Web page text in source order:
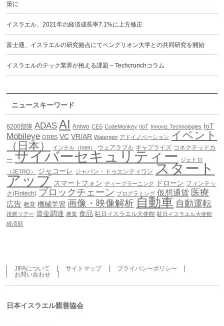
策に
イスラエル、2021年の経済成長率7.1%に上方修正
富士通、イスラエルの研究拠点にてベングリオン大学との共同研究を開始
イスラエルのテック業界が抱える課題 – Techcrunchコラム
ニュースキーワード
8200部隊 ADAS AI Aniwo CES CodeMonkey IIoT Innoviz Technologies IoT
Mobileye ORBS VC VR/AR Watergen アドイノベーション イベント
（日本）
インテル（Intel） ウェアラブル ギャプライズ コネクテッドカ
ー サイバーセキュリティー ジェトロ
（JETRO）
ジャコーレ ジャパン・トゥエンティワン スタート
アップ スマートフォン ディープラーニング ドローン フィンテッ
ク(Fintech) ブロックチェーン プログラミング 仮想通貨 医療
広告 教育 機械学習 画像・映像解析 自動車 自動運転
視察ツアー 資金調達 農業 食品 駐日イスラエル大使館 駐日イスラエル大使館
経済部
JIFAについて サイトマップ
プライバシーポリシー
お問い合わせ
日本イスラエル親善協会